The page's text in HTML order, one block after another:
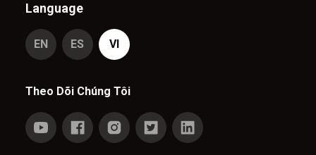
Language
EN ES VI
Theo Dõi Chúng Tôi